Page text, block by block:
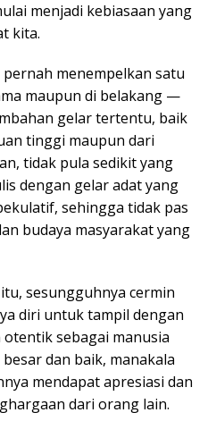
menjadi kebiasaan yang
kita.
menempelkan satu
maupun di belakang —
gelar tertentu, baik
tinggi maupun dari
tidak pula sedikit yang
dengan gelar adat yang
sehingga tidak pas
budaya masyarakat yang
sesungguhnya cermin
diri untuk tampil dengan
sebagai manusia
dan baik, manakala
mendapat apresiasi dan
dari orang lain.